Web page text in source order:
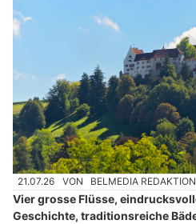
21.07.26 VON BELMEDIA REDAKTION
Vier grosse Flüsse,
Geschichte, traditionsreiche